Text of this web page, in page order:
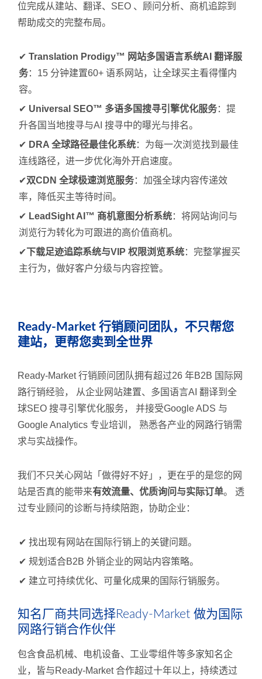
位完成从建站、翻译、SEO 、顾问分析、商机追踪到
帮助成交的完整布局。
✔ Translation Prodigy™ 网站多国语言系统AI 翻译服
务：15 分钟建置60+ 语系网站，让全球买主看得懂内
容。
✔ Universal SEO™ 多语多国搜寻引擎优化服务：提
升各国当地搜寻与AI 搜寻中的曝光与排名。
✔ DRA 全球路径最佳化系统：为每一次浏览找到最佳
连线路径，进一步优化海外开启速度。
✔双CDN 全球极速浏览服务：加强全球内容传递效
率，降低买主等待时间。
✔ LeadSight AI™ 商机意图分析系统：将网站询问与
浏览行为转化为可跟进的高价值商机。
✔下载足迹追踪系统与VIP 权限浏览系统：完整掌握买
主行为，做好客户分级与内容控管。
Ready-Market 行销顾问团队，不只帮您
建站，更帮您卖到全世界
Ready-Market 行销顾问团队拥有超过26 年B2B 国际网
路行销经验， 从企业网站建置、多国语言AI 翻译到全
球SEO 搜寻引擎优化服务， 并接受Google ADS 与
Google Analytics 专业培训， 熟悉各产业的网路行销需
求与实战操作。
我们不只关心网站「做得好不好」，更在乎的是您的网
站是否真的能带来有效流量、优质询问与实际订单。 透
过专业顾问的诊断与持续陪跑，协助企业：
✔ 找出现有网站在国际行销上的关键问题。
✔ 规划适合B2B 外销企业的网站内容策略。
✔ 建立可持续优化、可量化成果的国际行销服务。
知名厂商共同选择Ready-Market 做为国际
网路行销合作伙伴
包含食品机械、电机设备、工业零组件等多家知名企
业，皆与Ready-Market 合作超过十年以上，持续透过